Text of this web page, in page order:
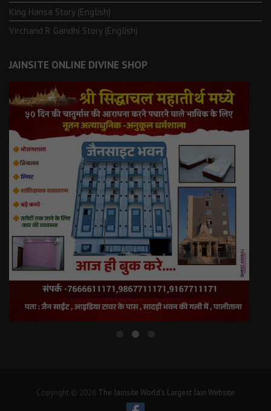
King Hansa Story (English)
Virchand R Gandhi Story (English)
JAINSITE ONLINE DIVINE SHOP
Copyright © 2026 The Jainsite World's Largest Jain Website